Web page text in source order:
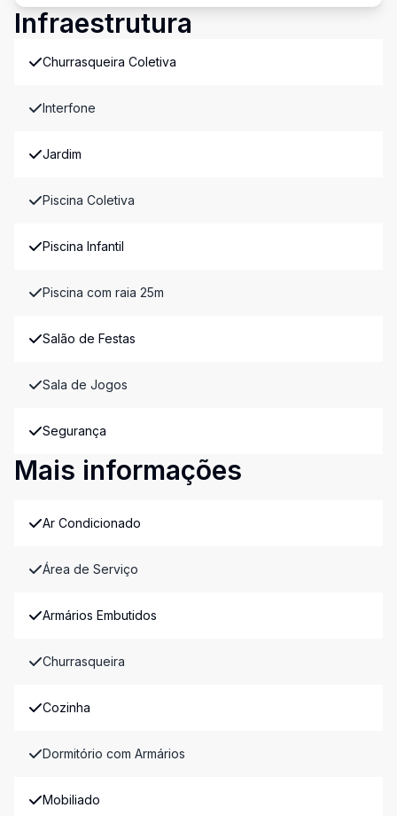
Infraestrutura
Churrasqueira Coletiva
Interfone
Jardim
Piscina Coletiva
Piscina Infantil
Piscina com raia 25m
Salão de Festas
Sala de Jogos
Segurança
Mais informações
Ar Condicionado
Área de Serviço
Armários Embutidos
Churrasqueira
Cozinha
Dormitório com Armários
Mobiliado